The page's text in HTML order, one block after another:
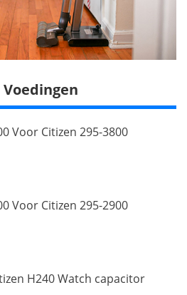
Voor Citizen 295-3800
Voor Citizen 295-2900
H240 Watch capacitor